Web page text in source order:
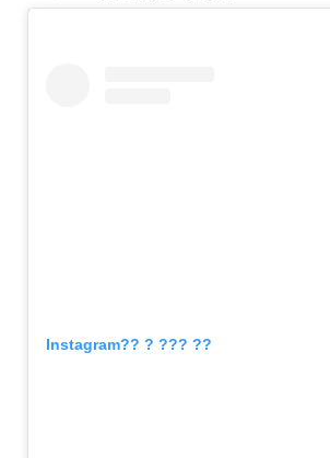
Instagram?? ? ??? ??